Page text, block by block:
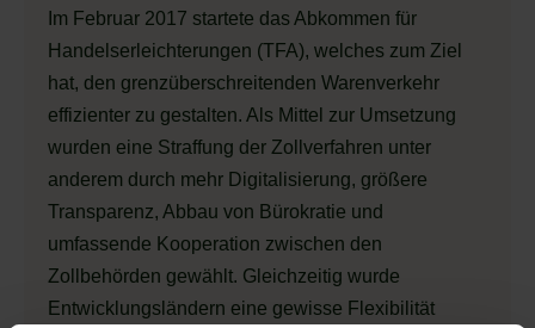
Im Februar 2017 startete das Abkommen für
Handelserleichterungen (TFA), welches zum Ziel
hat, den grenzüberschreitenden Warenverkehr
effizienter zu gestalten. Als Mittel zur Umsetzung
wurden eine Straffung der Zollverfahren unter
anderem durch mehr Digitalisierung, größere
Transparenz, Abbau von Bürokratie und
umfassende Kooperation zwischen den
Zollbehörden gewählt. Gleichzeitig wurde
Entwicklungsländern eine gewisse Flexibilität